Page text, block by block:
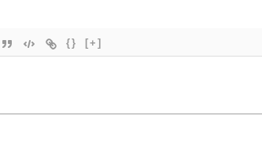
{} [+]